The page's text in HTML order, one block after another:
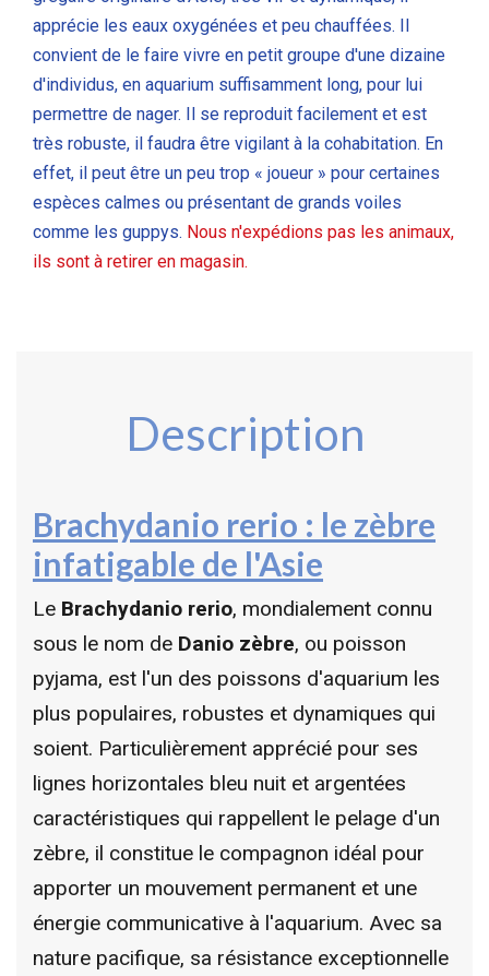
apprécie les eaux oxygénées et peu chauffées. Il
convient de le faire vivre en petit groupe d'une dizaine
d'individus, en aquarium suffisamment long, pour lui
permettre de nager. Il se reproduit facilement et est
très robuste, il faudra être vigilant à la cohabitation. En
effet, il peut être un peu trop « joueur » pour certaines
espèces calmes ou présentant de grands voiles
comme les guppys. Nous n'expédions pas les animaux,
ils sont à retirer en magasin.
Description
Brachydanio rerio : le zèbre
infatigable de l'Asie
Le Brachydanio rerio, mondialement connu
sous le nom de Danio zèbre, ou poisson
pyjama, est l'un des poissons d'aquarium les
plus populaires, robustes et dynamiques qui
soient. Particulièrement apprécié pour ses
lignes horizontales bleu nuit et argentées
caractéristiques qui rappellent le pelage d'un
zèbre, il constitue le compagnon idéal pour
apporter un mouvement permanent et une
énergie communicative à l'aquarium. Avec sa
nature pacifique, sa résistance exceptionnelle